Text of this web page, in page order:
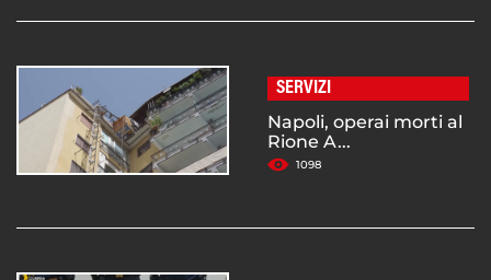
SERVIZI
Napoli, operai morti al
Rione A...
1098